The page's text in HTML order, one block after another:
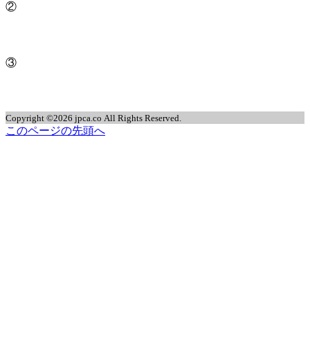
②
③
Copyright ©2026 jpca.co All Rights Reserved.
このページの先頭へ